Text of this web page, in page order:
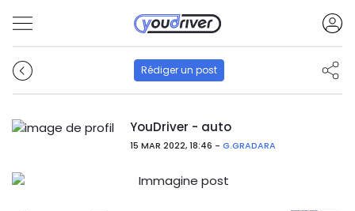
Rédiger un post
YouDriver - auto
15 MAR 2022, 18:46 - G.GRADARA